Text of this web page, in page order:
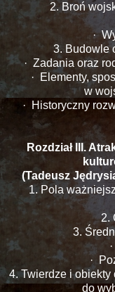
2. Broń
·
3. Budowle
· Zadania oraz
· Elementy,
w
· Historyczny
Rozdział III.
(Tadeusz
1. Pola
2.
3.
·
4. Twierdze i obiekty
do